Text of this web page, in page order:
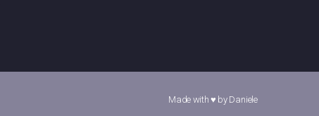
Made with ♥ by Daniele